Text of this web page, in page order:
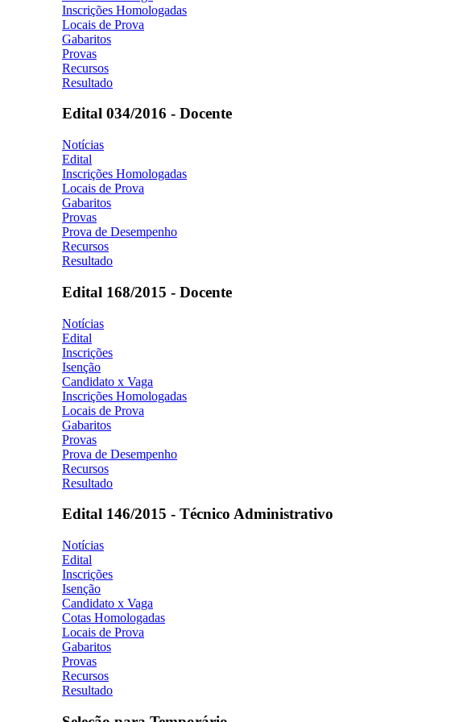
Inscrições Homologadas
Locais de Prova
Gabaritos
Provas
Recursos
Resultado
Edital 034/2016 - Docente
Notícias
Edital
Inscrições Homologadas
Locais de Prova
Gabaritos
Provas
Prova de Desempenho
Recursos
Resultado
Edital 168/2015 - Docente
Notícias
Edital
Inscrições
Isenção
Candidato x Vaga
Inscrições Homologadas
Locais de Prova
Gabaritos
Provas
Prova de Desempenho
Recursos
Resultado
Edital 146/2015 - Técnico Administrativo
Notícias
Edital
Inscrições
Isenção
Candidato x Vaga
Cotas Homologadas
Locais de Prova
Gabaritos
Provas
Recursos
Resultado